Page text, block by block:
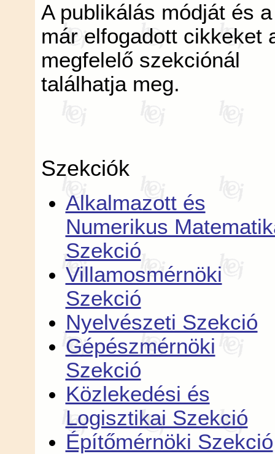
A publikálás módját és a
már elfogadott cikkeket
megfelelő szekciónál
találhatja meg.
Szekciók
Alkalmazott és
Numerikus
Szekció
Villamosmérnöki
Szekció
Nyelvészeti Szekció
Gépészmérnöki
Szekció
Közlekedési és
Logisztikai Szekció
Építőmérnöki Szekció